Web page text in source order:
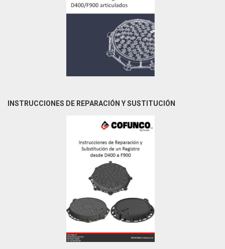
INSTRUCCIONES DE REPARACIÓN Y SUSTITUCIÓN